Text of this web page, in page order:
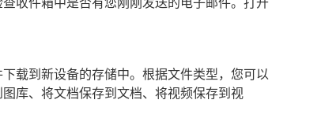
载到新设备的存储中。根据文件类型，您可以
库、将文档保存到文档、将视频保存到视